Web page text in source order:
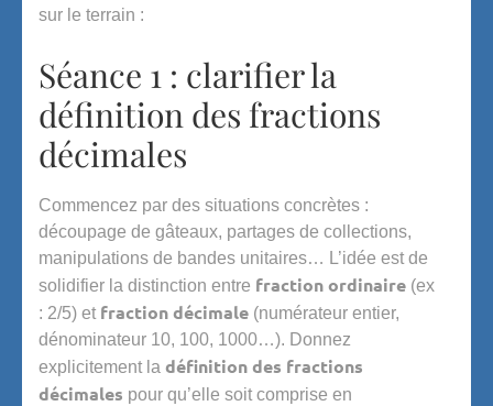
sur le terrain :
Séance 1 : clarifier la
définition des fractions
décimales
Commencez par des situations concrètes :
découpage de gâteaux, partages de collections,
manipulations de bandes unitaires… L’idée est de
solidifier la distinction entre fraction ordinaire (ex
: 2/5) et fraction décimale (numérateur entier,
dénominateur 10, 100, 1000…). Donnez
explicitement la définition des fractions
décimales pour qu’elle soit comprise en